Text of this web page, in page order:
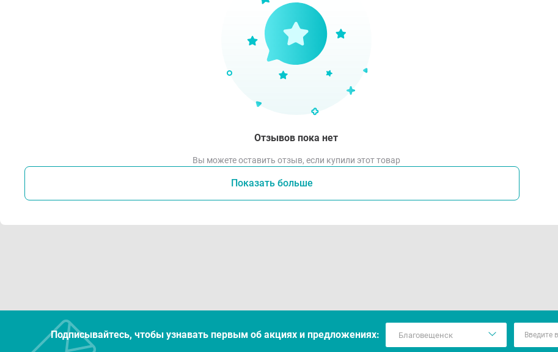
Отзывов пока нет
Вы можете оставить отзыв, если купили этот товар
Показать больше
Подписывайтесь, чтобы узнавать первым об акцияx и предложениях: